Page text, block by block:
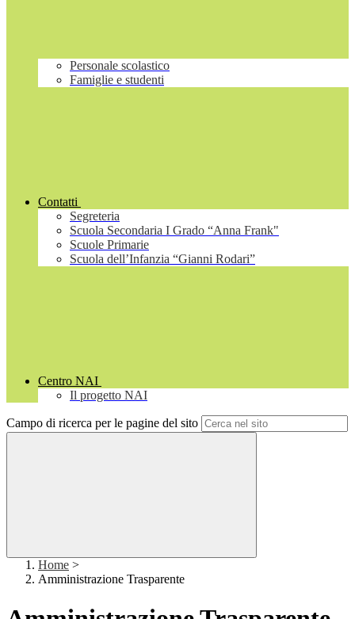
Personale scolastico
Famiglie e studenti
Contatti
Segreteria
Scuola Secondaria I Grado “Anna Frank"
Scuole Primarie
Scuola dell’Infanzia “Gianni Rodari”
Centro NAI
Il progetto NAI
Campo di ricerca per le pagine del sito
Home >
Amministrazione Trasparente